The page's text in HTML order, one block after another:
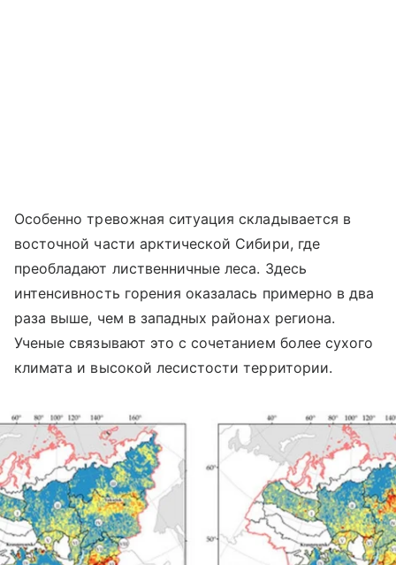
Особенно тревожная ситуация складывается в
восточной части арктической Сибири, где
преобладают лиственничные леса. Здесь
интенсивность горения оказалась примерно в два
раза выше, чем в западных районах региона.
Ученые связывают это с сочетанием более сухого
климата и высокой лесистости территории.